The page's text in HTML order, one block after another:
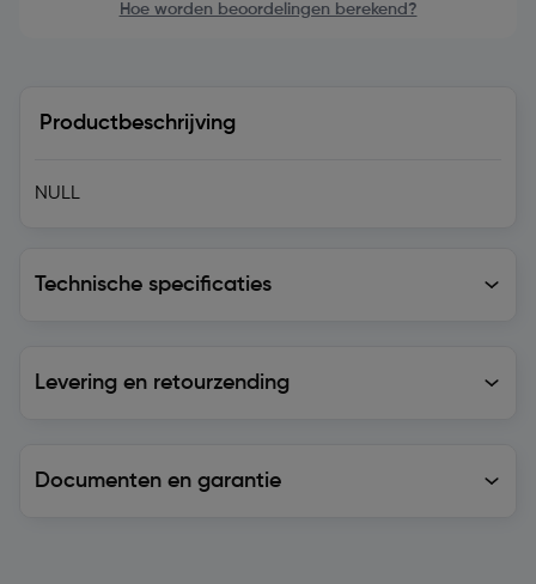
Hoe worden beoordelingen berekend?
Productbeschrijving
NULL
Technische specificaties
Levering en retourzending
Documenten en garantie